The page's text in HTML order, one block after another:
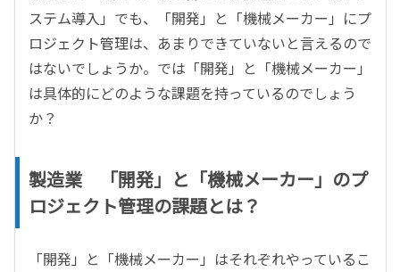
ステム導入」でも、「開発」と「機械メーカー」にプ
ロジェクト管理は、あまりできていないと言えるので
はないでしょうか。では「開発」と「機械メーカー」
は具体的にどのような課題を持っているのでしょう
か？
製造業 「開発」と「機械メーカー」のプ
ロジェクト管理の課題とは？
「開発」と「機械メーカー」はそれぞれやっているこ